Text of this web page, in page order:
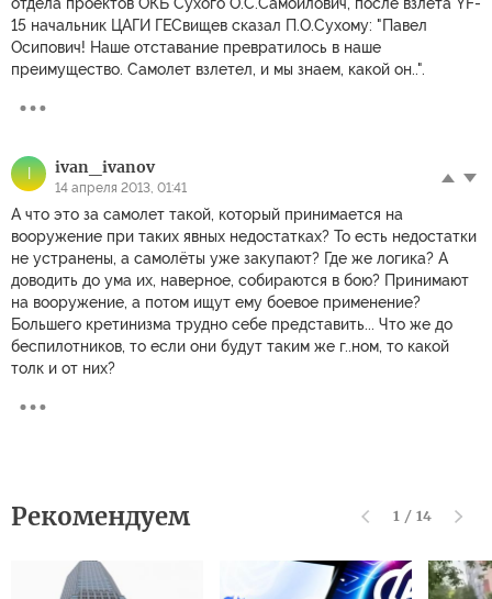
15 начальник ЦАГИ ГЕСвищев сказал П.О.Сухому: "Павел
Осипович! Наше отставание превратилось в наше
преимущество. Самолет взлетел, и мы знаем, какой он..".
I ivan_ivanov
14 апреля 2013, 01:41
А что это за самолет такой, который принимается на
вооружение при таких явных недостатках? То есть недостатки
не устранены, а самолёты уже закупают? Где же логика? А
доводить до ума их, наверное, собираются в бою? Принимают
на вооружение, а потом ищут ему боевое применение?
Большего кретинизма трудно себе представить... Что же до
беспилотников, то если они будут таким же г..ном, то какой
толк и от них?
Рекомендуем 1 / 14